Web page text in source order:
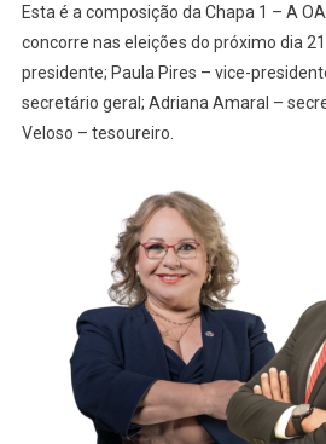
Esta é a composição da Chapa 1 – A
concorre nas eleições do próximo dia
presidente; Paula Pires – vice-
secretário geral; Adriana Amaral –
Veloso – tesoureiro.